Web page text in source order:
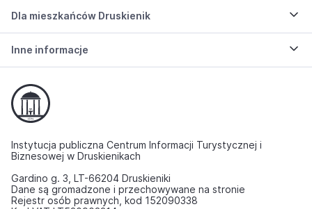
Dla mieszkańców Druskienik
Inne informacje
Instytucja publiczna Centrum Informacji Turystycznej i
Biznesowej w Druskienikach
Gardino g. 3, LT-66204 Druskieniki
Dane są gromadzone i przechowywane na stronie
Rejestr osób prawnych, kod 152090338